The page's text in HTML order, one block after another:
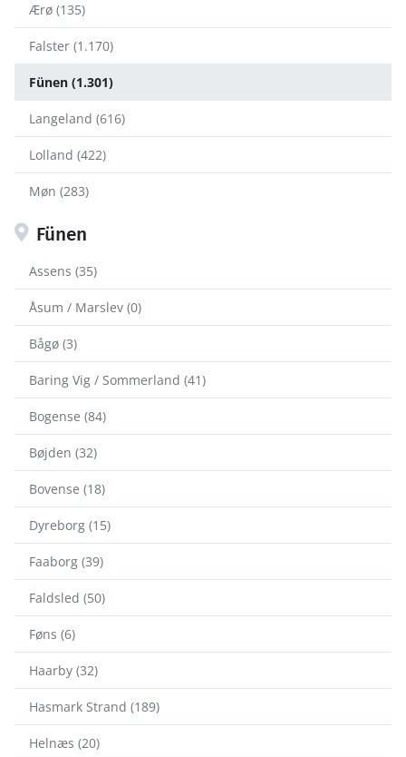
Ærø (135)
Falster (1.170)
Fünen (1.301)
Langeland (616)
Lolland (422)
Møn (283)
Fünen
Assens (35)
Åsum / Marslev (0)
Bågø (3)
Baring Vig / Sommerland (41)
Bogense (84)
Bøjden (32)
Bovense (18)
Dyreborg (15)
Faaborg (39)
Faldsled (50)
Føns (6)
Haarby (32)
Hasmark Strand (189)
Helnæs (20)